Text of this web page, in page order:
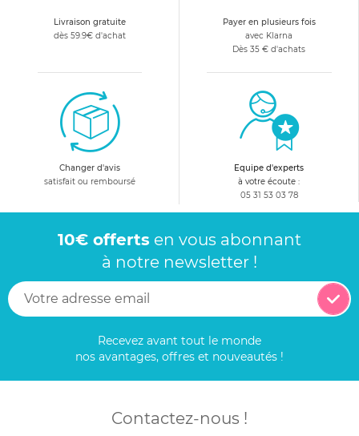
Livraison gratuite
dès 59.9€ d'achat
Payer en plusieurs fois
avec Klarna
Dès 35 € d'achats
Changer d'avis
satisfait ou remboursé
Equipe d'experts
à votre écoute :
05 31 53 03 78
10€ offerts en vous abonnant
à notre newsletter !
Recevez avant tout le monde
nos avantages, offres et nouveautés !
Contactez-nous !